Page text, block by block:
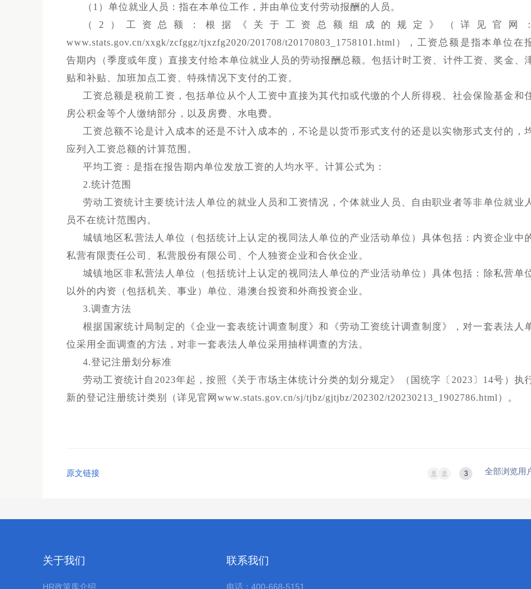
（1）单位就业人员：指在本单位工作，并由单位支付劳动报酬的人员。
（2）工资总额：根据《关于工资总额组成的规定》（详见官网：
www.stats.gov.cn/xxgk/zcfggz/tjxzfg2020/201708/t20170803_1758101.html），工资总额是指本单位在
告期内（季度或年度）直接支付给本单位就业人员的劳动报酬总额。包括计时工资、计件工资、奖金、
贴和补贴、加班加点工资、特殊情况下支付的工资。
工资总额是税前工资，包括单位从个人工资中直接为其代扣或代缴的个人所得税、社会保险基金和
房公积金等个人缴纳部分，以及房费、水电费。
工资总额不论是计入成本的还是不计入成本的，不论是以货币形式支付的还是以实物形式支付的，
应列入工资总额的计算范围。
平均工资：是指在报告期内单位发放工资的人均水平。计算公式为：
2.统计范围
劳动工资统计主要统计法人单位的就业人员和工资情况，个体就业人员、自由职业者等非单位就业人
员不在统计范围内。
城镇地区私营法人单位（包括统计上认定的视同法人单位的产业活动单位）具体包括：内资企业中
私营有限责任公司、私营股份有限公司、个人独资企业和合伙企业。
城镇地区非私营法人单位（包括统计上认定的视同法人单位的产业活动单位）具体包括：除私营单
以外的内资（包括机关、事业）单位、港澳台投资和外商投资企业。
3.调查方法
根据国家统计局制定的《企业一套表统计调查制度》和《劳动工资统计调查制度》，对一套表法人
位采用全面调查的方法，对非一套表法人单位采用抽样调查的方法。
4.登记注册划分标准
劳动工资统计自2023年起，按照《关于市场主体统计分类的划分规定》（国统字〔2023〕14号）执
新的登记注册统计类别（详见官网www.stats.gov.cn/sj/tjbz/gjtjbz/202302/t20230213_1902786.html）。
原文链接 3 全部浏览用
关于我们
HR政策库介绍
联系我们
电话：400-668-5151